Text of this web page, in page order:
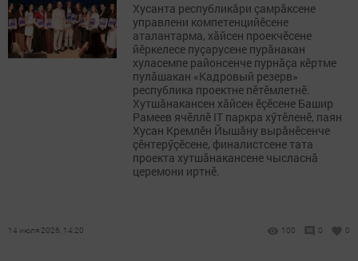
Хусанта республикăри çамрăксене
управлени компетенцийӗсене
аталантарма, хăйсен проекчӗсене
йӗркелесе пуçарусене пурăнакан
хуласемпе районсенче пурнăçа кӗртме
пулăшакан «Кадровый резерв»
республика проектне пӗтӗмлетнӗ.
Хутшăнакансен хăйсен ӗçӗсене Башир
Рамеев ячӗллӗ IT паркра хӳтӗленӗ, паян
Хусан Кремлӗн Йышăну вырăнӗсенче
çӗнтерӳçӗсене, финалистсене тата
проекта хутшăнакансене чысласнă
церемони иртнӗ.
14 июля 2026, 14:20 100 0 0